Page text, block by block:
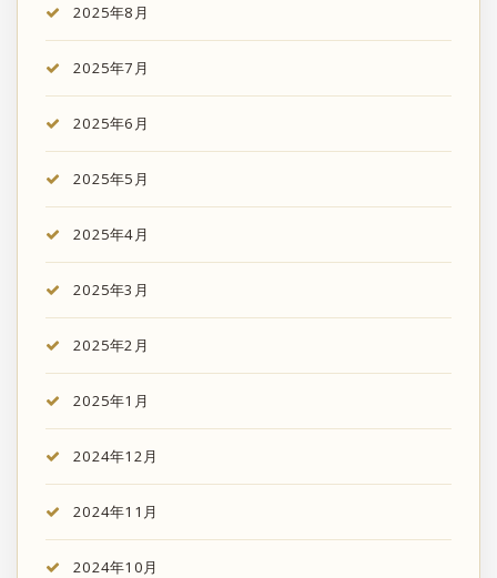
2025年8月
2025年7月
2025年6月
2025年5月
2025年4月
2025年3月
2025年2月
2025年1月
2024年12月
2024年11月
2024年10月